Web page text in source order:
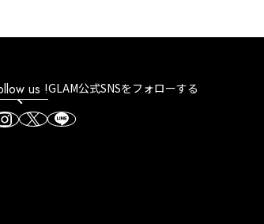
us !GLAM公式SNSをフォローする